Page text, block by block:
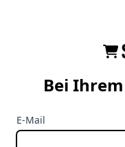
Bei
E-Mail